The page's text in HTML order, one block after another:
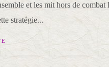
et les mit hors de combat
stratégie...